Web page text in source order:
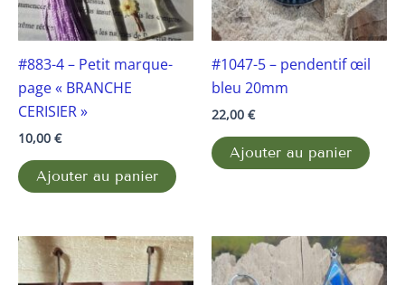
#883-4 – Petit marque-
page « BRANCHE
CERISIER »
10,00 €
Ajouter au panier
#1047-5 – pendentif œil
bleu 20mm
22,00 €
Ajouter au panier